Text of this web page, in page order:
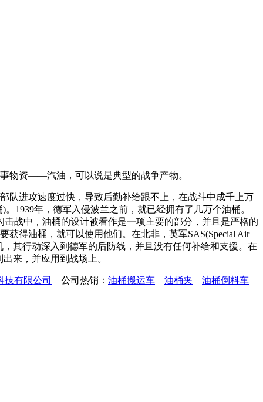
物资——汽油，可以说是典型的战争产物。
队进攻速度过快，导致后勤补给跟不上，在战斗中成千上万
1939年，德军入侵波兰之前，就已经拥有了几万个油桶。
战中，油桶的设计被看作是一项主要的部分，并且是严格的
获得油桶，就可以使用他们。在北非，英军SAS(Special Air
其行动深入到德军的后防线，并且没有任何补给和支援。在
来，并应用到战场上。
技有限公司 公司热销： 油桶搬运车 油桶夹 油桶倒料车